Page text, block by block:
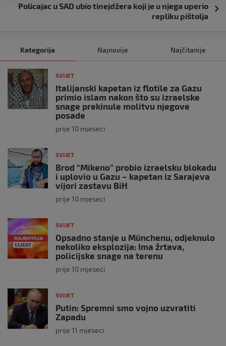
Policajac u SAD ubio tinejdžera koji je u njega uperio
repliku pištolja
Kategorija Najnovije Najčitanije
SVIJET
Italijanski kapetan iz flotile za Gazu
primio islam nakon što su izraelske
snage prekinule molitvu njegove
posade
prije 10 mjeseci
SVIJET
Brod “Mikeno” probio izraelsku blokadu
i uplovio u Gazu – kapetan iz Sarajeva
vijori zastavu BiH
prije 10 mjeseci
SVIJET
Opsadno stanje u Münchenu, odjeknulo
nekoliko eksplozija: Ima žrtava,
policijske snage na terenu
prije 10 mjeseci
SVIJET
Putin: Spremni smo vojno uzvratiti
Zapadu
prije 11 mjeseci